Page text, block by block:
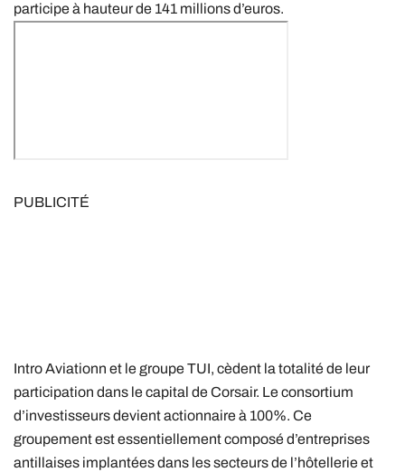
participe à hauteur de 141 millions d’euros.
PUBLICITÉ
Intro Aviationn et le groupe TUI, cèdent la totalité de leur
participation dans le capital de Corsair. Le consortium
d’investisseurs devient actionnaire à 100%. Ce
groupement est essentiellement composé d’entreprises
antillaises implantées dans les secteurs de l’hôtellerie et